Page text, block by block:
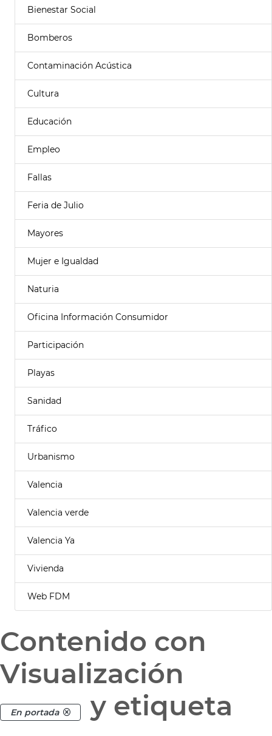
Bienestar Social
Bomberos
Contaminación Acústica
Cultura
Educación
Empleo
Fallas
Feria de Julio
Mayores
Mujer e Igualdad
Naturia
Oficina Información Consumidor
Participación
Playas
Sanidad
Tráfico
Urbanismo
Valencia
Valencia verde
Valencia Ya
Vivienda
Web FDM
Contenido con
Visualización
En portada
y etiqueta